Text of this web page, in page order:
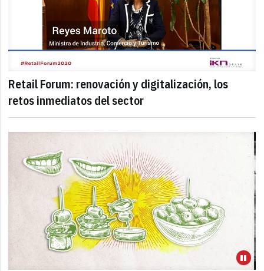
Retail Forum: renovación y digitalización, los
retos inmediatos del sector